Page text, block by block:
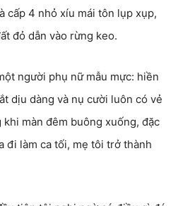
cấp 4 nhỏ xíu mái tôn lụp xụp,
đỏ dẫn vào rừng keo.
người phụ nữ mẫu mực: hiền
dịu dàng và nụ cười luôn có vẻ
màn đêm buông xuống, đặc
đi làm ca tối, mẹ tôi trở thành